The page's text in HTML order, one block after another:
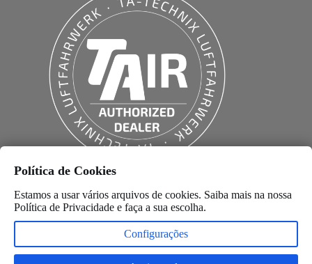
Política de Cookies
Estamos a usar vários arquivos de cookies. Saiba mais na nossa
Política de Privacidade e faça a sua escolha.
Configurações